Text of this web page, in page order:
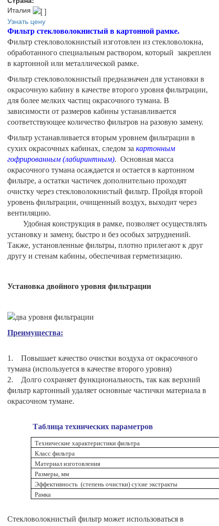
Италия
Узнать цену
Фильтр стекловолокнистый в картонной рамке.
Фильтр стекловолокнистый изготовлен из стекловолокна,
обработанного специальным раствором, который закреплен
в картонной или металлической рамке.
Фильтр стекловолокнистый предназначен для установки в
окрасочную кабину в качестве второго уровня фильтрации,
для более мелких частиц окрасочного тумана. В
зависимости от размеров кабины устанавливается
соответствующее количество фильтров на разовую замену.
Фильтр устанавливается вторым уровнем фильтрации в
сухих окрасочных кабинах, следом за картонным
гофрированным (лабиринтным). Основная масса
окрасочного тумана осаждается и остается в картонном
фильтре, а остатки частичек дополнительно проходят
очистку через стекловолокнистый фильтр. Пройдя второй
уровень фильтрации, очищенный воздух, выходит через
вентиляцию.
Удобная конструкция в рамке, позволяет осуществлять
установку и замену, быстро и без особых затруднений.
Также, установленные фильтры, плотно прилегают к друг
другу и стенам кабины, обеспечивая герметизацию.
Установка двойного уровня фильтрации
Преимущества:
1. Повышает качество очистки воздуха от окрасочного
тумана (используется в качестве второго уровня)
2. Долго сохраняет функциональность, так как верхний
фильтр картонный удаляет основные частички материала в
окрасочном тумане.
Таблица технических параметров
Технические характеристики фильтра
Класс фильтра
Материал изготовления
Размеры, мм
Эффективность (степень очистки) сухие экстракты
Рамка
Стекловолокнистый фильтр может использоваться в